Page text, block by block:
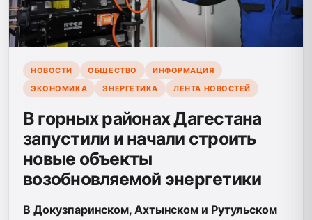
НОВОСТИ ОБЩЕСТВО
ИНФОРМАЦИЯ
ЭКОНОМИКА
ЭНЕРГЕТИКА ЛЕНТА НОВОСТЕЙ
В горных районах Дагестана
запустили и начали строить
новые объекты
возобновляемой энергетики
В Докузпаринском, Ахтынском и Рутульском